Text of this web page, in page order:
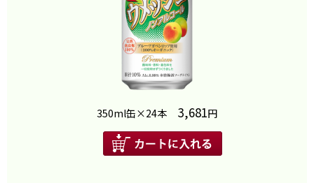
350ml缶×24本 3,681円